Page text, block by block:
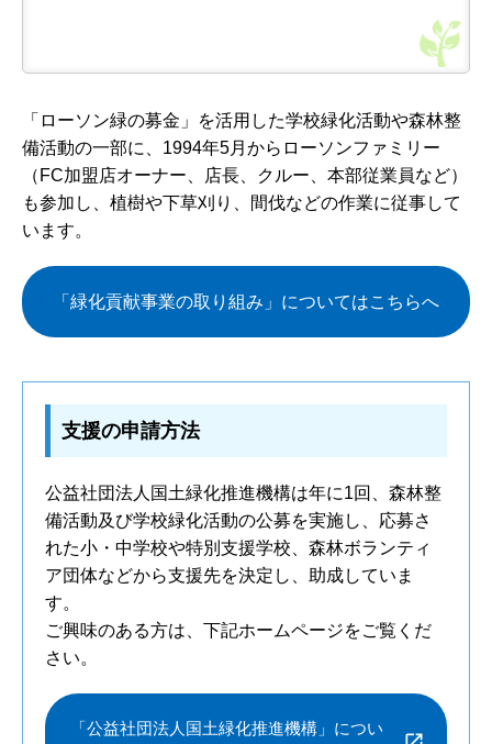
「ローソン緑の募金」を活用した学校緑化活動や森林整
備活動の一部に、1994年5月からローソンファミリー
（FC加盟店オーナー、店長、クルー、本部従業員など）
も参加し、植樹や下草刈り、間伐などの作業に従事して
います。
「緑化貢献事業の取り組み」についてはこちらへ
支援の申請方法
公益社団法人国土緑化推進機構は年に1回、森林整
備活動及び学校緑化活動の公募を実施し、応募さ
れた小・中学校や特別支援学校、森林ボランティ
ア団体などから支援先を決定し、助成していま
す。
ご興味のある方は、下記ホームページをご覧くだ
さい。
「公益社団法人国土緑化推進機構」につい